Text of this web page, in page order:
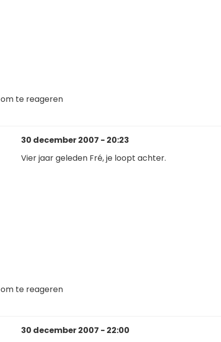
om te reageren
30 december 2007 - 20:23
Vier jaar geleden Fré, je loopt achter.
om te reageren
30 december 2007 - 22:00